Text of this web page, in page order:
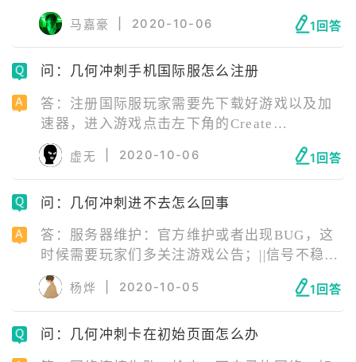
务器正在维护：等待服务器维修结束即可；安
装包错误：安装包错误需要玩家卸载游戏后，
去官网下载最新版游戏安装包重新安装游戏。
马嘉豪 2020-10-06 1回答
问：几何冲刺手机国际服怎么注册
答：注册国际服玩家需要先下载好游戏以及加
速器，进入游戏点击左下角的Create
account，这个就是注册新账号，填写好相应资
料即可注册成功。
虚无 2020-10-06 1回答
问：几何冲刺进不去怎么回事
答：服务器维护：官方维护或者出现BUG，这
时候需要玩家们多关注游戏公告；||信号不稳
定：尽量打开4G进行游戏，WIFI需要找到信号
强的源头才行；||版本问题：版本老旧，玩家们
也可以尝试下最新版游戏；||手机内存不足或存
在游戏缓存：这时候需要玩家们清理一下运行
杨烨 2020-10-05 1回答
问：几何冲刺卡在初始页面怎么办